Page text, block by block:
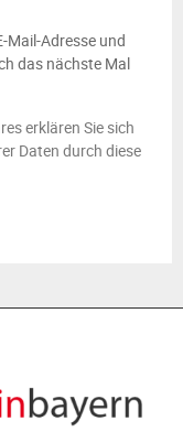
Mail-Adresse und
das nächste Mal
erklären Sie sich
Daten durch diese